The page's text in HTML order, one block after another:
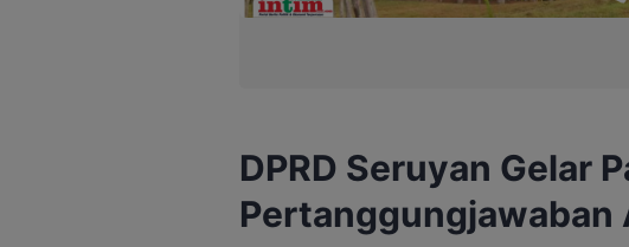
DPRD Seruyan Gelar
Pertanggungjawaban